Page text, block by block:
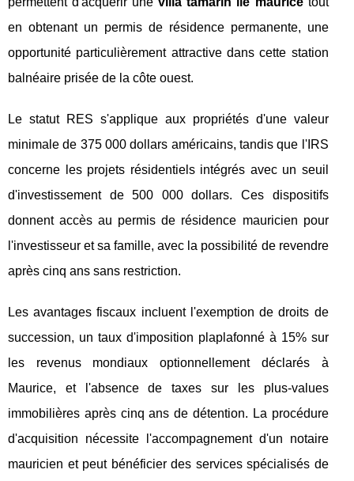
en obtenant un permis de résidence permanente, une
opportunité particulièrement attractive dans cette station
balnéaire prisée de la côte ouest.
Le statut RES s'applique aux propriétés d'une valeur
minimale de 375 000 dollars américains, tandis que l'IRS
concerne les projets résidentiels intégrés avec un seuil
d'investissement de 500 000 dollars. Ces dispositifs
donnent accès au permis de résidence mauricien pour
l'investisseur et sa famille, avec la possibilité de revendre
après cinq ans sans restriction.
Les avantages fiscaux incluent l'exemption de droits de
succession, un taux d'imposition plaplafonné à 15% sur
les revenus mondiaux optionnellement déclarés à
Maurice, et l'absence de taxes sur les plus-values
immobilières après cinq ans de détention. La procédure
d'acquisition nécessite l'accompagnement d'un notaire
mauricien et peut bénéficier des services spécialisés de